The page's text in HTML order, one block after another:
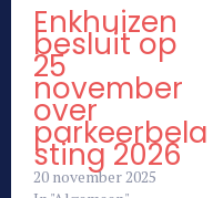
Enkhuizen
besluit op
25
november
over
parkeerbela
sting 2026
20 november 2025